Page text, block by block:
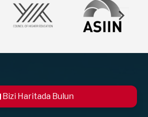
Bizi Haritada Bulun